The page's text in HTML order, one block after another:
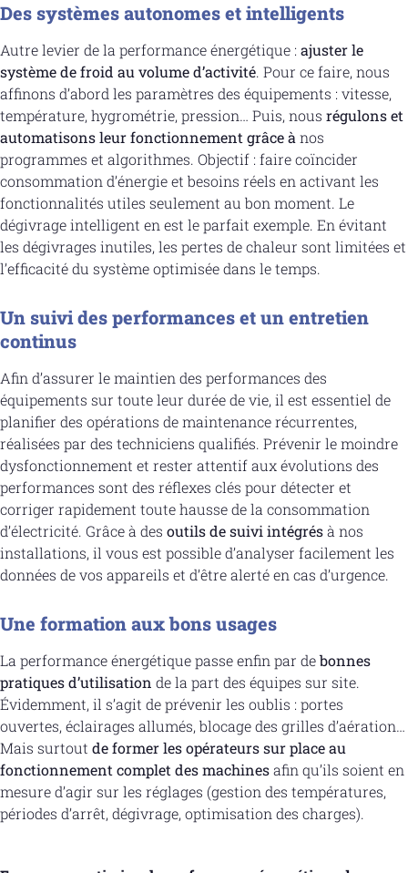
Des systèmes autonomes et intelligents
Autre levier de la performance énergétique : ajuster le
système de froid au volume d’activité. Pour ce faire, nous
affinons d’abord les paramètres des équipements : vitesse,
température, hygrométrie, pression… Puis, nous régulons et
automatisons leur fonctionnement grâce à nos
programmes et algorithmes. Objectif : faire coïncider
consommation d’énergie et besoins réels en activant les
fonctionnalités utiles seulement au bon moment. Le
dégivrage intelligent en est le parfait exemple. En évitant
les dégivrages inutiles, les pertes de chaleur sont limitées et
l’efficacité du système optimisée dans le temps.
Un suivi des performances et un entretien
continus
Afin d’assurer le maintien des performances des
équipements sur toute leur durée de vie, il est essentiel de
planifier des opérations de maintenance récurrentes,
réalisées par des techniciens qualifiés. Prévenir le moindre
dysfonctionnement et rester attentif aux évolutions des
performances sont des réflexes clés pour détecter et
corriger rapidement toute hausse de la consommation
d’électricité. Grâce à des outils de suivi intégrésà nos
installations, il vous est possible d’analyser facilement les
données de vos appareils et d’être alerté en cas d’urgence.
Une formation aux bons usages
La performance énergétique passe enfin par debonnes
pratiques d’utilisation de la part des équipes sur site.
Évidemment, il s’agit de prévenir les oublis : portes
ouvertes, éclairages allumés, blocage des grilles d’aération…
Mais surtout de former les opérateurs sur place au
fonctionnement complet des machinesafin qu’ils soient en
mesure d’agir sur les réglages (gestion des températures,
périodes d’arrêt, dégivrage, optimisation des charges).